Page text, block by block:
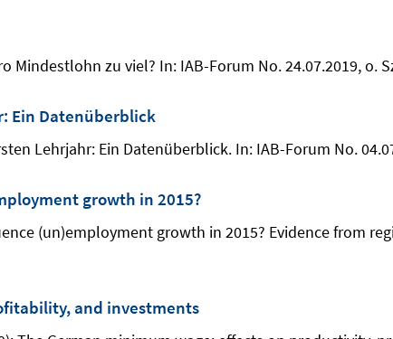
Mindestlohn zu viel? In: IAB-Forum No. 24.07.2019, o.
Ein Datenüberblick
Lehrjahr: Ein Datenüberblick. In: IAB-Forum No.
growth in 2015?
(un)employment growth in 2015? Evidence from
and investments